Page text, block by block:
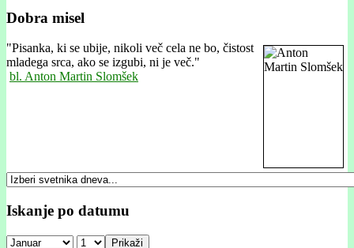
Dobra misel
"Pisanka, ki se ubije, nikoli več cela ne bo, čistost
mladega srca, ako se izgubi, ni je več."
bl. Anton Martin Slomšek
Iskanje po datumu
Prikaži